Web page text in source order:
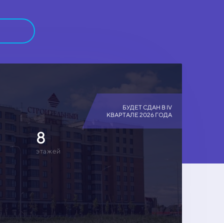
БУДЕТ СДАН В IV
КВАРТАЛЕ 2026 ГОДА
8
этажей